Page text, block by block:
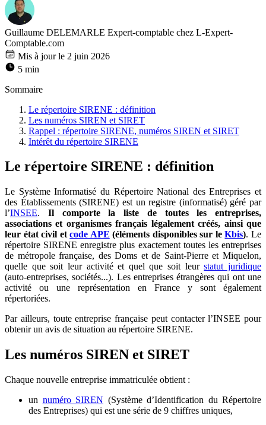
Guillaume DELEMARLE Expert-comptable chez L-Expert-
Comptable.com
Mis à jour le 2 juin 2026
5 min
Sommaire
Le répertoire SIRENE : définition
Les numéros SIREN et SIRET
Rappel : répertoire SIRENE, numéros SIREN et SIRET
Intérêt du répertoire SIRENE
Le répertoire SIRENE : définition
Le Système Informatisé du Répertoire National des Entreprises et
des Établissements (SIRENE) est un registre (informatisé) géré par
l’INSEE. Il comporte la liste de toutes les entreprises,
associations et organismes français légalement créés, ainsi que
leur état civil etcode APE (éléments disponibles sur leKbis). Le
répertoire SIRENE enregistre plus exactement toutes les entreprises
de métropole française, des Doms et de Saint-Pierre et Miquelon,
quelle que soit leur activité et quel que soit leurstatut juridique
(auto-entreprises, sociétés...). Les entreprises étrangères qui ont une
activité ou une représentation en France y sont également
répertoriées.
Par ailleurs, toute entreprise française peut contacter l’INSEE pour
obtenir un avis de situation au répertoire SIRENE.
Les numéros SIREN et SIRET
Chaque nouvelle entreprise immatriculée obtient :
un numéro SIREN (Système d’Identification du Répertoire
des Entreprises) qui est une série de 9 chiffres uniques,